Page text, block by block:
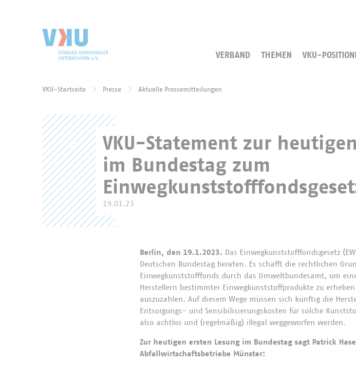
VERBAND THEMEN VKU-
VKU-Startseite Presse Aktuelle Pressemitteilungen
VKU-Statement zur
im Bundestag zum
19.01.23
Berlin, den 19.1.2023. Das Einwegkunststofffondsgesetz
Deutschen Bundestag beraten. Es schafft die rechtlichen
Einwegkunststofffonds durch das Umweltbundesamt, um
Herstellern bestimmter Einwegkunststoffprodukte zu
auszuzahlen. Auf diesem Wege müssen sich künftig die
Entsorgungs- und Sensibilisierungskosten für solche
also achtlos und (regelmäßig) illegal weggeworfen werden.
Zur heutigen ersten Lesung im Bundestag sagt Patrick
Abfallwirtschaftsbetriebe Münster: